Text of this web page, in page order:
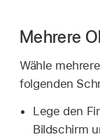
Mehrere
Wähle
folgenden
Lege den
Bildschirm